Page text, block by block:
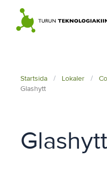
content
Startsida / Lokaler /
Glashytt
Glashytt